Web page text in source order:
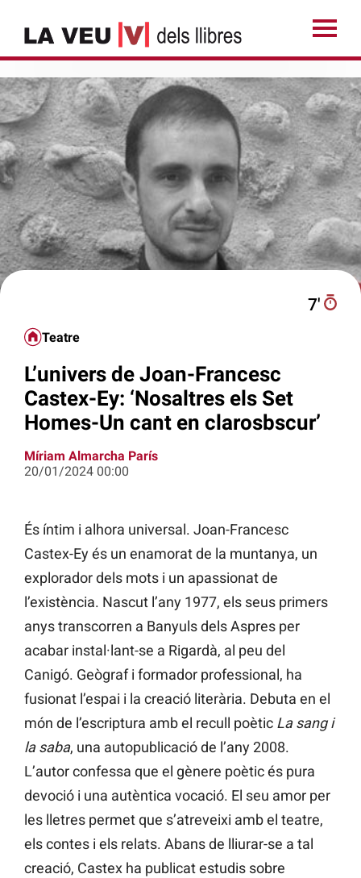
7′
Teatre
L’univers de Joan-Francesc
Castex-Ey: ‘Nosaltres els Set
Homes-Un cant en clarosbscur’
Míriam Almarcha París
20/01/2024 00:00
És íntim i alhora universal. Joan-Francesc
Castex-Ey és un enamorat de la muntanya, un
explorador dels mots i un apassionat de
l’existència. Nascut l’any 1977, els seus primers
anys transcorren a Banyuls dels Aspres per
acabar instal·lant-se a Rigardà, al peu del
Canigó. Geògraf i formador professional, ha
fusionat l’espai i la creació literària. Debuta en el
món de l’escriptura amb el recull poètic La sang i
la saba, una autopublicació de l’any 2008.
L’autor confessa que el gènere poètic és pura
devoció i una autèntica vocació. El seu amor per
les lletres permet que s’atreveixi amb el teatre,
els contes i els relats. Abans de lliurar-se a tal
creació, Castex ha publicat estudis sobre